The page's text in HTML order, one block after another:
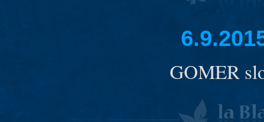
GOMER